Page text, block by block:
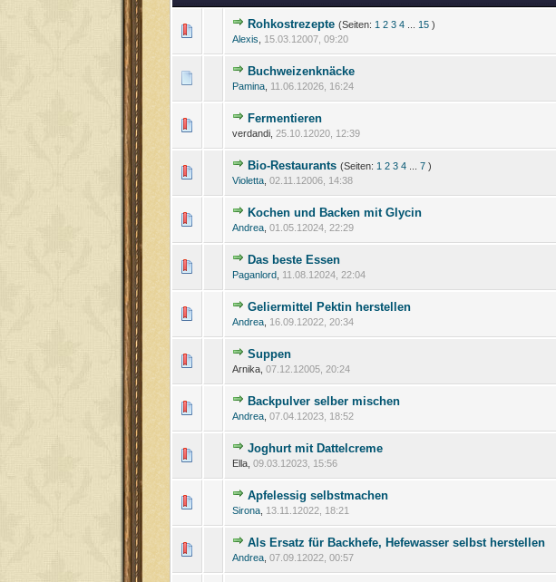
Rohkostrezepte (Seiten: 1 2 3 4 15 )
Alexis
15.03.12007, 09:20
Buchweizenknäcke
Pamina 11.06.12026, 16:24
Fermentieren
verdandi, 25.10.12020, 12:39
Bio-Restaurants (Seiten: 1 2 3 4 7 )
Violetta 02.11.12006, 14:38
Kochen und Backen mit Glycin
Andrea 01.05.12024, 22:29
Das beste Essen
Paganlord 11.08.12024, 22:04
Geliermittel Pektin herstellen
Andrea 16.09.12022, 20:34
Suppen
Arnika, 07.12.12005, 20:24
Backpulver selber mischen
Andrea 07.04.12023, 18:52
Joghurt mit Dattelcreme
Ella, 09.03.12023, 15:56
Apfelessig selbstmachen
Sirona 13.11.12022, 18:21
Als Ersatz für Backhefe, Hefewasser selbst herstellen
Andrea 07.09.12022, 00:57